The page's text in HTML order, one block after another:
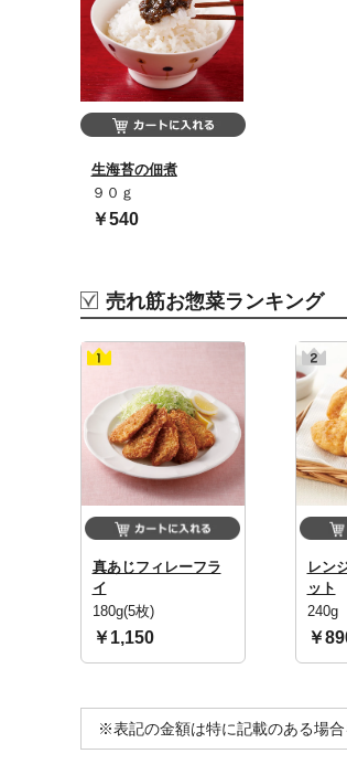
生海苔の佃煮
９０ｇ
￥540
売れ筋お惣菜ランキング
真あじフィレーフラ
イ
180g(5枚)
￥1,150
レン
ット
240g
￥
※表記の金額は特に記載のある場